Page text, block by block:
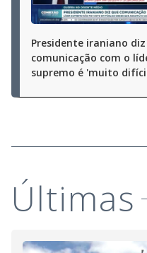
Presidente iraniano
comunicação com o
supremo é 'muito
Últimas